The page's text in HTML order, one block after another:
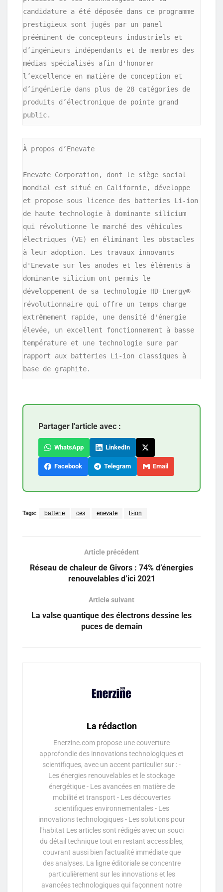
candidature a été déposée dans ce programme
prestigieux sont jugés par un panel
prééminent de concepteurs industriels et
d’ingénieurs indépendants et de membres des
médias spécialisés afin d'honorer
l’excellence en matière de conception et
d’ingénierie dans plus de 28 catégories de
produits d’électronique de pointe grand
public.
À propos d’Enevate
Enevate Corporation, dont le siège social
mondial est situé en Californie, développe
et propose sous licence des batteries Li-ion
de haute technologie à dominante silicium
qui révolutionne le marché des véhicules
électriques (VE) en éliminant les obstacles
à leur adoption. Les travaux innovants
d'Enevate sur les anodes et les éléments à
dominante silicium ont permis le
développement de sa technologie HD-Energy®
révolutionnaire qui offre un temps charge
extrêmement rapide, une densité d'énergie
élevée, un excellent fonctionnement à basse
température et une technologie sure par
rapport aux batteries Li-ion classiques à
base de graphite.
Partager l'article avec :
WhatsApp LinkedIn
Facebook Telegram Email
Tags: batterie ces enevate li-ion
Article précédent
Réseau de chaleur de Givors : 74% d’énergies
renouvelables d’ici 2021
Article suivant
La valse quantique des électrons dessine les
puces de demain
La rédaction
Enerzine.com propose une couverture
approfondie des innovations technologiques et
scientifiques, avec un accent particulier sur : -
Les énergies renouvelables et le stockage
énergétique - Les avancées en matière de
mobilité et transport - Les découvertes
scientifiques environnementales - Les
innovations technologiques - Les solutions pour
l'habitat Les articles sont rédigés avec un souci
du détail technique tout en restant accessibles,
couvrant aussi bien l'actualité immédiate que
des analyses. La ligne éditoriale se concentre
particulièrement sur les innovations et les
avancées technologiques qui façonnent notre